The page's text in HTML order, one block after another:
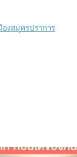
งสมุทรปราการ